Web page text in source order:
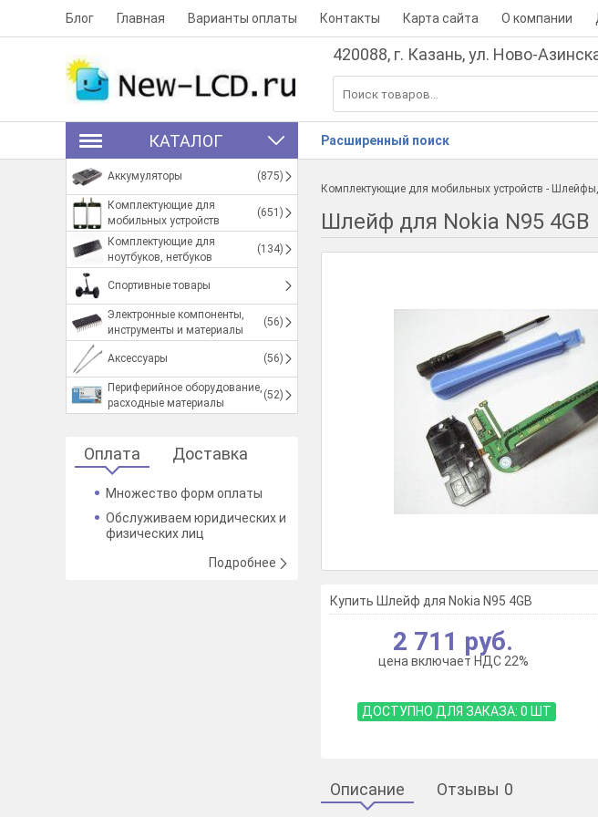
Блог Главная Варианты оплаты Контакты Карта сайта О компании
420088, г. Казань, ул. Ново-
КАТАЛОГ
Аккумуляторы (875)
Комплектующие для
мобильных устройств
(651)
Комплектующие для
ноутбуков, нетбуков
(134)
Спортивные товары
Электронные компоненты,
инструменты и материалы
(56)
Аксессуары (56)
Периферийное оборудование,
расходные материалы
(52)
Оплата Доставка
Множество форм оплаты
Обслуживаем юридических и
физических лиц
Подробнее
Расширенный поиск
Комплектующие для мобильных устройств - Шлейфы,
Шлейф для Nokia N95 4GB
Купить Шлейф для Nokia N95 4GB
2 711 руб.
цена включает НДС 22%
ДОСТУПНО ДЛЯ ЗАКАЗА: 0 ШТ
Описание Отзывы 0